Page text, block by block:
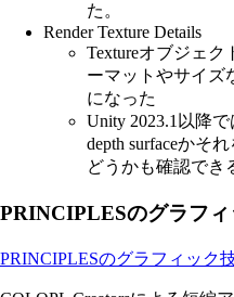
た。
Render Texture Details
Textureオブジェク
ーマットやサイズ
になった
Unity 2023.1以降で
depth surfaceかそ
どうかも確認でき
PRINCIPLESのグラフ
PRINCIPLESのグラフィック